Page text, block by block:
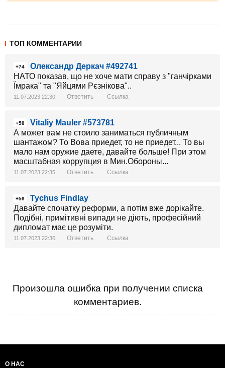
ТОП КОММЕНТАРИИ
+74
Олександр Деркач #492741
НАТО показав, що не хоче мати справу з "ганчірками
Їмрака" та "Яйцями Рєзнікова"..
11.07.2023 22:30 Ответить Ссылка
+58
Vitaliy Mauler #573781
А может вам не стоило заниматься публичным
шантажом? То Вова приедет, то не приедет... То вы
мало нам оружие даете, давайте больше! При этом
масштабная коррупция в Мин.Обороны...
11.07.2023 22:35 Ответить Ссылка
+56
Tychus Findlay
Давайте спочатку реформи, а потім вже дорікайте.
Подібні, примітивні випади не діють, професійний
дипломат має це розуміти.
11.07.2023 22:36 Ответить Ссылка
Произошла ошибка при получении списка
комментариев.
О НАС